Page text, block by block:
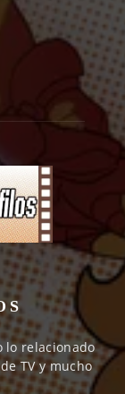
lo relacionado
TV y mucho